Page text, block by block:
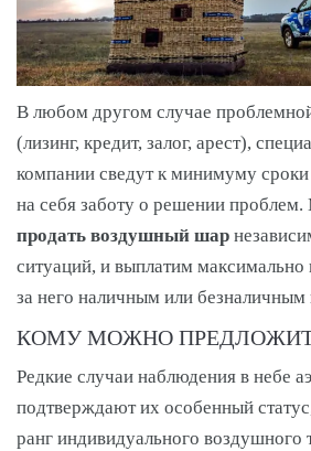
В любом другом случае
(лизинг, кредит, залог, арест),
компании сведут к минимуму
на себя заботу о решении
продать воздушный шар
ситуаций, и выплатим
за него наличным или
КОМУ МОЖНО
Редкие случаи наблюдения в небе
подтверждают их особенный
ранг индивидуального воздушного